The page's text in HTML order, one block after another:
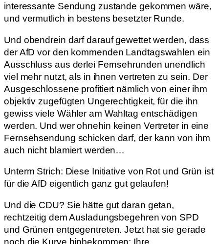
interessante Sendung zustande gekommen wäre,
und vermutlich in bestens besetzter Runde.
Und obendrein darf darauf gewettet werden, dass
der AfD vor den kommenden Landtagswahlen ein
Ausschluss aus derlei Fernsehrunden unendlich
viel mehr nutzt, als in ihnen vertreten zu sein. Der
Ausgeschlossene profitiert nämlich von einer ihm
objektiv zugefügten Ungerechtigkeit, für die ihn
gewiss viele Wähler am Wahltag entschädigen
werden. Und wer ohnehin keinen Vertreter in eine
Fernsehsendung schicken darf, der kann von ihm
auch nicht blamiert werden…
Unterm Strich: Diese Initiative von Rot und Grün ist
für die AfD eigentlich ganz gut gelaufen!
Und die CDU? Sie hätte gut daran getan,
rechtzeitig dem Ausladungsbegehren von SPD
und Grünen entgegentreten. Jetzt hat sie gerade
noch die Kurve hinbekommen: Ihre